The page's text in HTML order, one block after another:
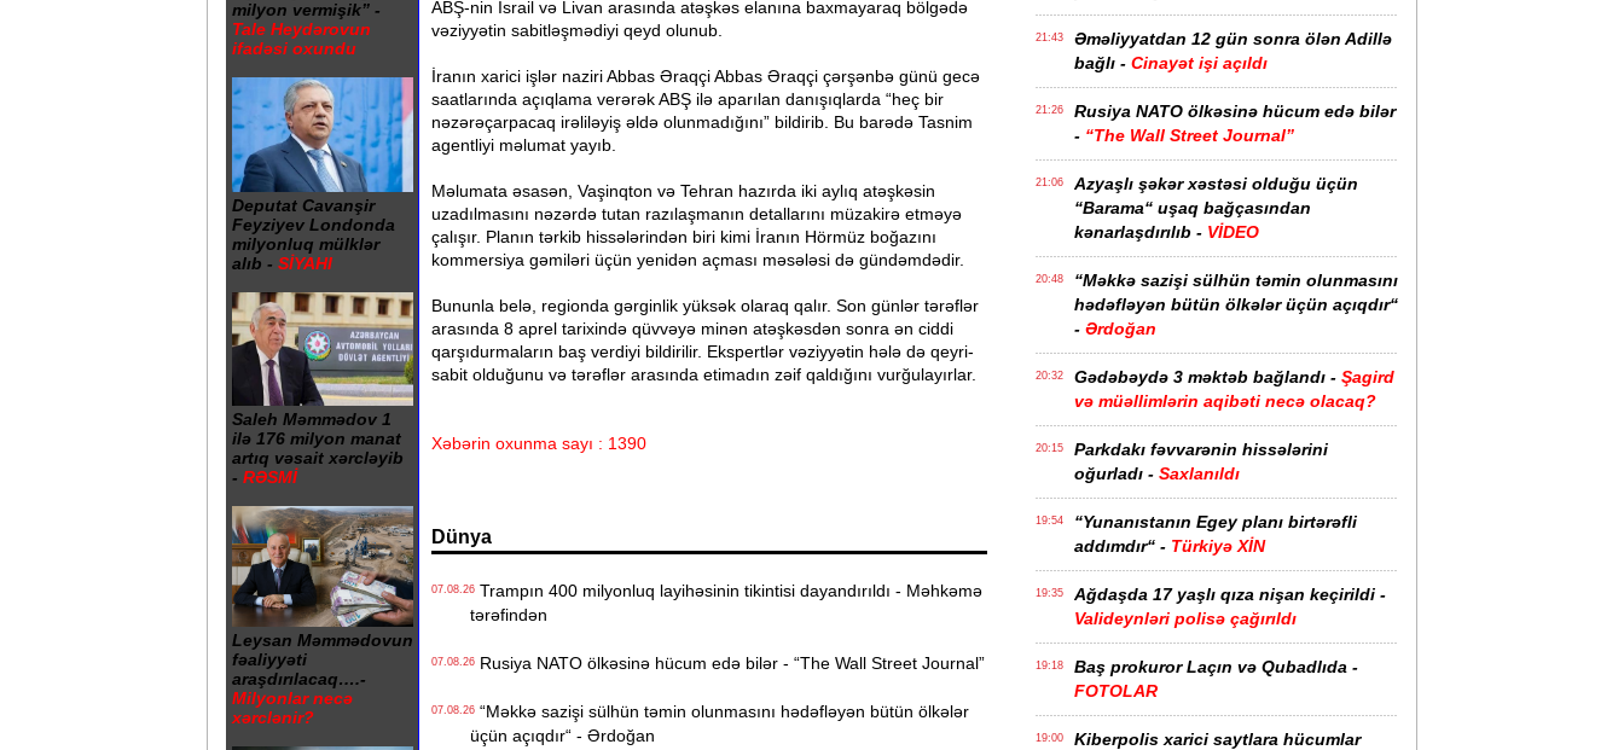
milyon vermişik” -
Tale Heydərovun
ifadəsi oxundu
Deputat Cavanşir
Feyziyev Londonda
milyonluq mülklər
alıb - SİYAHI
Saleh Məmmədov 1
ilə 176 milyon manat
artıq vəsait xərcləyib
- RƏSMİ
Leysan Məmmədovun
fəaliyyəti
araşdırılacaq….-
Milyonlar necə
xərclənir?
ABŞ-nin İsrail və Livan arasında atəşkəs elanına baxmayaraq bölgədə
vəziyyətin sabitləşmədiyi qeyd olunub.
İranın xarici işlər naziri Abbas Əraqçi Abbas Əraqçi çərşənbə günü gecə
saatlarında açıqlama verərək ABŞ ilə aparılan danışıqlarda “heç bir
nəzərəçarpacaq irəliləyiş əldə olunmadığını” bildirib. Bu barədə Tasnim
agentliyi məlumat yayıb.
Məlumata əsasən, Vaşinqton və Tehran hazırda iki aylıq atəşkəsin
uzadılmasını nəzərdə tutan razılaşmanın detallarını müzakirə etməyə
çalışır. Planın tərkib hissələrindən biri kimi İranın Hörmüz boğazını
kommersiya gəmiləri üçün yenidən açması məsələsi də gündəmdədir.
Bununla belə, regionda gərginlik yüksək olaraq qalır. Son günlər tərəflər
arasında 8 aprel tarixində qüvvəyə minən atəşkəsdən sonra ən ciddi
qarşıdurmaların baş verdiyi bildirilir. Ekspertlər vəziyyətin hələ də qeyri-
sabit olduğunu və tərəflər arasında etimadın zəif qaldığını vurğulayırlar.
Xəbərin oxunma sayı : 1390
Dünya
07.08.26Trampın 400 milyonluq layihəsinin tikintisi dayandırıldı - Məhkəmə
tərəfindən
07.08.26Rusiya NATO ölkəsinə hücum edə bilər - “The Wall Street Journal”
07.08.26“Məkkə sazişi sülhün təmin olunmasını hədəfləyən bütün ölkələr
üçün açıqdır“ - Ərdoğan
21:43
Əməliyyatdan 12 gün sonra ölən Adillə
bağlı - Cinayət işi açıldı
21:26
Rusiya NATO ölkəsinə hücum edə bilər
- “The Wall Street Journal”
21:06
Azyaşlı şəkər xəstəsi olduğu üçün
“Barama“ uşaq bağçasından
kənarlaşdırılıb - VİDEO
20:48
“Məkkə sazişi sülhün təmin olunmasını
hədəfləyən bütün ölkələr üçün açıqdır“
- Ərdoğan
20:32 Gədəbəydə 3 məktəb bağlandı - Şagird
və müəllimlərin aqibəti necə olacaq?
20:15
Parkdakı fəvvarənin hissələrini
oğurladı - Saxlanıldı
19:54
“Yunanıstanın Egey planı birtərəfli
addımdır“ - Türkiyə XİN
19:35
Ağdaşda 17 yaşlı qıza nişan keçirildi -
Valideynləri polisə çağırıldı
19:18
Baş prokuror Laçın və Qubadlıda -
FOTOLAR
19:00
Kiberpolis xarici saytlara hücumlar